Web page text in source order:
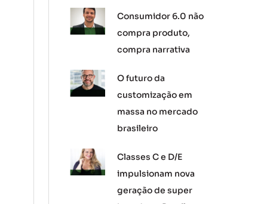
Consumidor 6.0 não
compra produto,
compra narrativa
O futuro da
customização em
massa no mercado
brasileiro
Classes C e D/E
impulsionam nova
geração de super